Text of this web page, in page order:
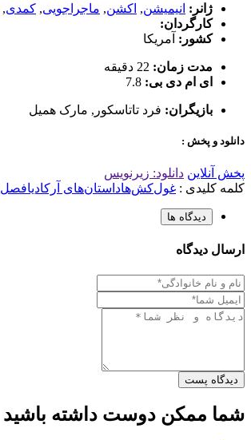
ژانر: انیمیشن, اکشن, ماجراجویی, کمدی,
کارگردان:
کشور: آمریکا
مدت زمان: 22 دقیقه
ای ام دی بی: 7.8
بازیگران: فرد تاتاسکور , مارک همیل
دانلود و پخش :
پخش آنلاین دانلود: زیرنویس
کلمه کلیدی : غول‌کش‌هاداستان‌های آرکادیافصل 3
دیدگاه ها
ارسال دیدگاه
دیدگاه پست
شما ممکن دوست داشته باشید